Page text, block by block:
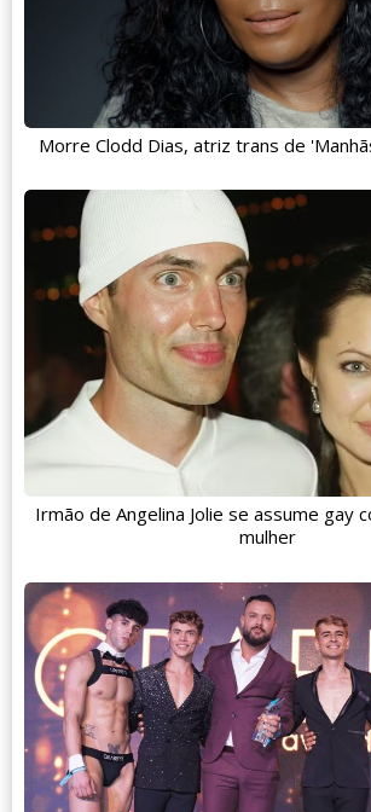
Morre Clodd Dias, atriz trans de
Irmão de Angelina Jolie se assume gay
mulher